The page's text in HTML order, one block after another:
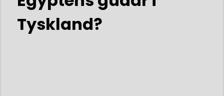
Tyskland?